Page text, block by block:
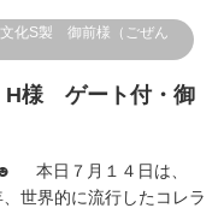
文化S製 御前様（ごぜん
H様 ゲート付・御
本日７月１４日は、
世界的に流行したコレラ